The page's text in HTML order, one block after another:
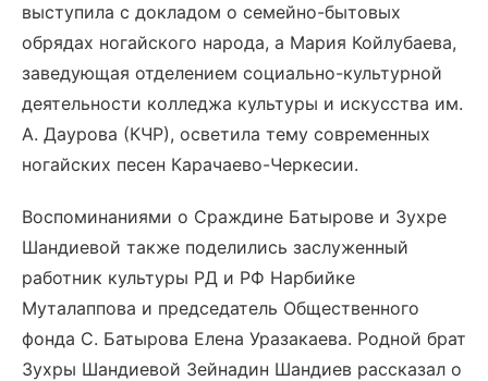
выступила с докладом о семейно-бытовых
обрядах ногайского народа, а Мария Койлубаева,
заведующая отделением социально-культурной
деятельности колледжа культуры и искусства им.
А. Даурова (КЧР), осветила тему современных
ногайских песен Карачаево-Черкесии.
Воспоминаниями о Сраждине Батырове и Зухре
Шандиевой также поделились заслуженный
работник культуры РД и РФ Нарбийке
Муталаппова и председатель Общественного
фонда С. Батырова Елена Уразакаева. Родной брат
Зухры Шандиевой Зейнадин Шандиев рассказал о